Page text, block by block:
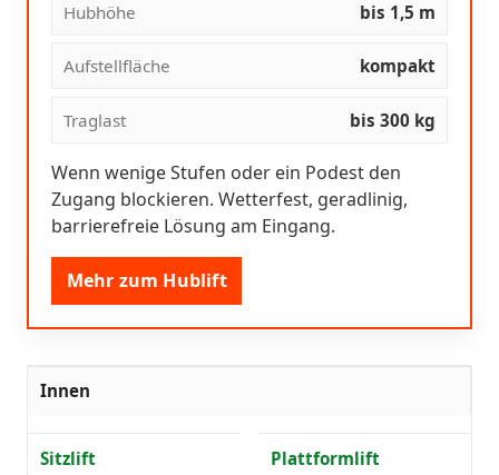
Hubhöhe bis 1,5 m
Aufstellfläche kompakt
Traglast bis 300 kg
Wenn wenige Stufen oder ein Podest den
Zugang blockieren. Wetterfest, geradlinig,
barrierefreie Lösung am Eingang.
Mehr zum Hublift
Innen
Sitzlift Plattformlift